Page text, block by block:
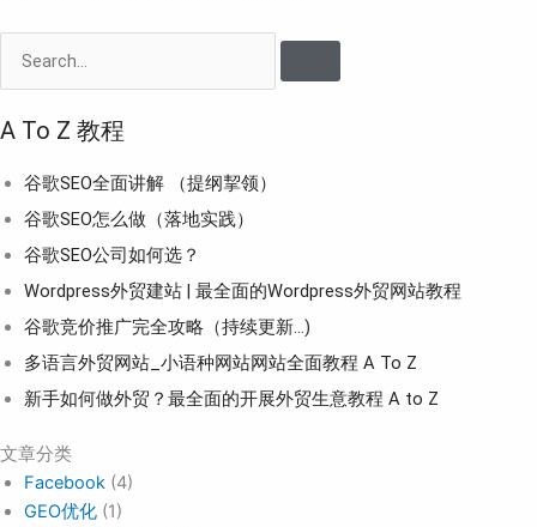
A To Z 教程
谷歌SEO全面讲解 （提纲挈领）
谷歌SEO怎么做（落地实践）
谷歌SEO公司如何选？
Wordpress外贸建站 | 最全面的Wordpress外贸网站教程
谷歌竞价推广完全攻略（持续更新…)
多语言外贸网站_小语种网站网站全面教程 A To Z
新手如何做外贸？最全面的开展外贸生意教程 A to Z
文章分类
Facebook (4)
GEO优化 (1)